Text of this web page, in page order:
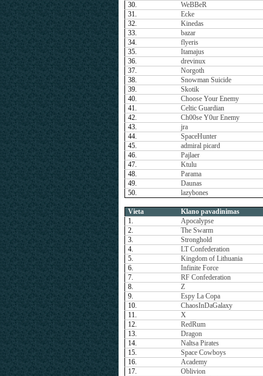
30.
WeBBeR
31.
Ecke
32.
Kinedas
33.
bazar
34.
flyeris
35.
Itamajus
36.
drevinux
37.
Norgoth
38.
Snowman Suicide
39.
Skotik
40.
Choose Your Enemy
41.
Celtic Guardian
42.
Ch00se Y0ur Enemy
43.
jra
44.
SpaceHunter
45.
admiral picard
46.
Pajlaer
47.
Ktulu
48.
Parama
49.
Daunas
50.
lazybones
Vieta
Klano pavadinimas
1.
Apocalypse
2.
The Swarm
3.
Stronghold
4.
LT Confederation
5.
Kingdom of Lithuania
6.
Infinite Force
7.
RF Confederation
8.
Z
9.
Espy La Copa
10.
ChaosInDaGalaxy
11.
X
12.
RedRum
13.
Dragon
14.
Naltsa Pirates
15.
Space Cowboys
16.
Academy
17.
Oblivion